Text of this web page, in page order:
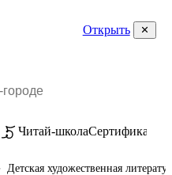
Открыть
Читай-школаСертификаты
Детская художественная